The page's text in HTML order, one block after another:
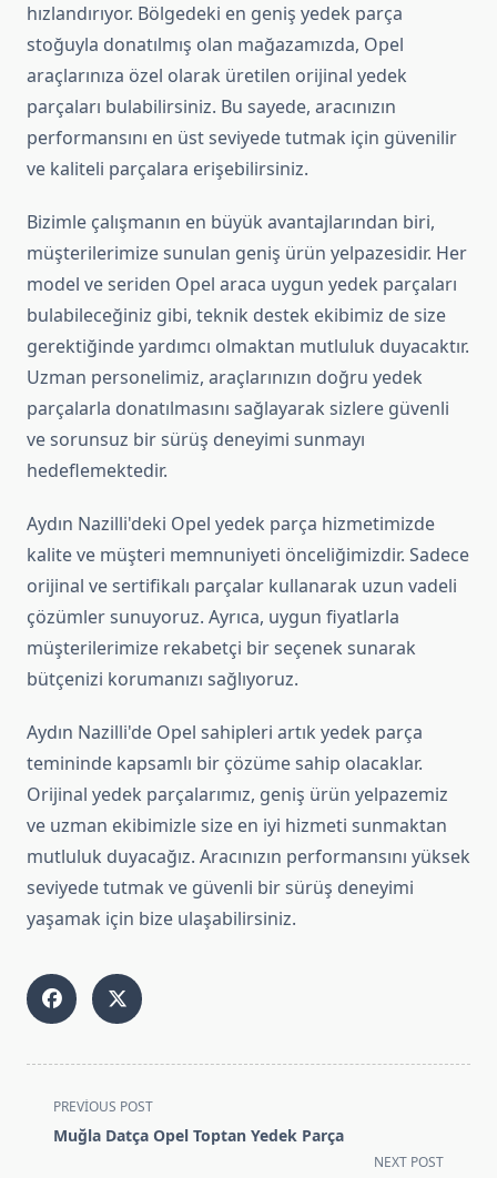
hızlandırıyor. Bölgedeki en geniş yedek parça
stoğuyla donatılmış olan mağazamızda, Opel
araçlarınıza özel olarak üretilen orijinal yedek
parçaları bulabilirsiniz. Bu sayede, aracınızın
performansını en üst seviyede tutmak için güvenilir
ve kaliteli parçalara erişebilirsiniz.
Bizimle çalışmanın en büyük avantajlarından biri,
müşterilerimize sunulan geniş ürün yelpazesidir. Her
model ve seriden Opel araca uygun yedek parçaları
bulabileceğiniz gibi, teknik destek ekibimiz de size
gerektiğinde yardımcı olmaktan mutluluk duyacaktır.
Uzman personelimiz, araçlarınızın doğru yedek
parçalarla donatılmasını sağlayarak sizlere güvenli
ve sorunsuz bir sürüş deneyimi sunmayı
hedeflemektedir.
Aydın Nazilli'deki Opel yedek parça hizmetimizde
kalite ve müşteri memnuniyeti önceliğimizdir. Sadece
orijinal ve sertifikalı parçalar kullanarak uzun vadeli
çözümler sunuyoruz. Ayrıca, uygun fiyatlarla
müşterilerimize rekabetçi bir seçenek sunarak
bütçenizi korumanızı sağlıyoruz.
Aydın Nazilli'de Opel sahipleri artık yedek parça
temininde kapsamlı bir çözüme sahip olacaklar.
Orijinal yedek parçalarımız, geniş ürün yelpazemiz
ve uzman ekibimizle size en iyi hizmeti sunmaktan
mutluluk duyacağız. Aracınızın performansını yüksek
seviyede tutmak ve güvenli bir sürüş deneyimi
yaşamak için bize ulaşabilirsiniz.
<span
class="nav-
PREVIOUS POST
Muğla Datça Opel Toptan Yedek Parça
NEXT POST